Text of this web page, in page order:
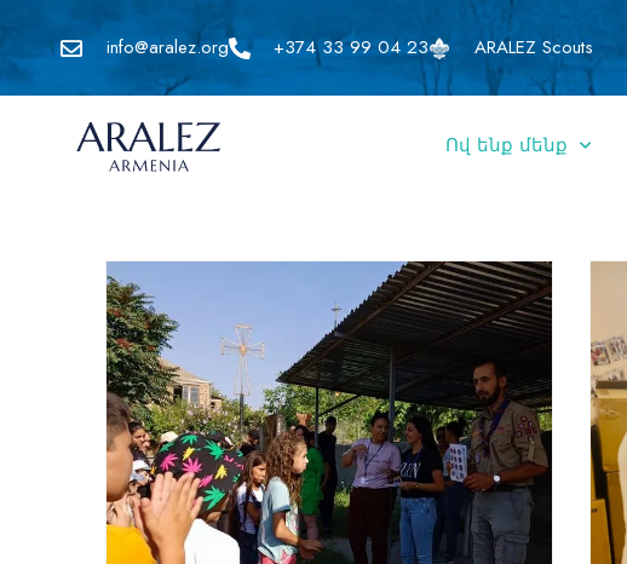
info@aralez.org +374 33 99 04 23 ARALEZ Scouts
Ով ենք մենք